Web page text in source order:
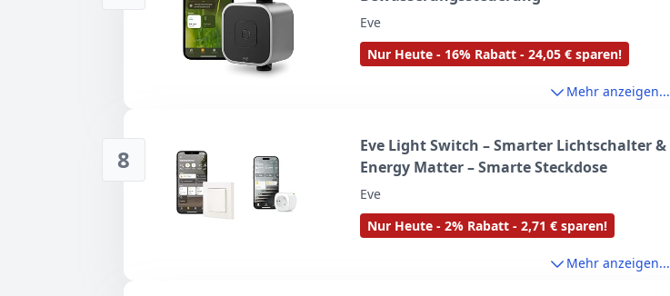
Eve
Nur Heute - 16% Rabatt - 24,05 € sparen!
Mehr anzeigen...
8
Eve Light Switch – Smarter Lichtschalter &
Energy Matter – Smarte Steckdose
Eve
Nur Heute - 2% Rabatt - 2,71 € sparen!
Mehr anzeigen...